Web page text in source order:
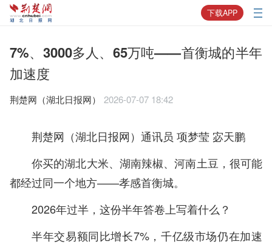
下载APP
7%、3000多人、65万吨——首衡城的半年
加速度
荆楚网（湖北日报网） 2026-07-07 18:42
荆楚网（湖北日报网）通讯员 项梦莹 宓天鹏
你买的湖北大米、湖南辣椒、河南土豆，很可能
都经过同一个地方——孝感首衡城。
2026年过半，这份半年答卷上写着什么？
半年交易额同比增长7%，千亿级市场仍在加速